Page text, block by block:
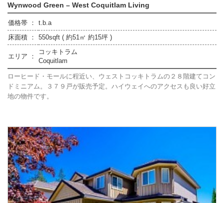
Wynwood Green – West Coquitlam Living
価格帯 ：
t.b.a
床面積 ：
550sqft ( 約51㎡ 約15坪 )
エリア ：
コッキトラム
Coquitlam
ローヒード・モールに程近い、ウェストコッキトラムの２８階建てコン
ドミニアム。３７９戸が販売予定。ハイウェイへのアクセスも良い好立
地の物件です。